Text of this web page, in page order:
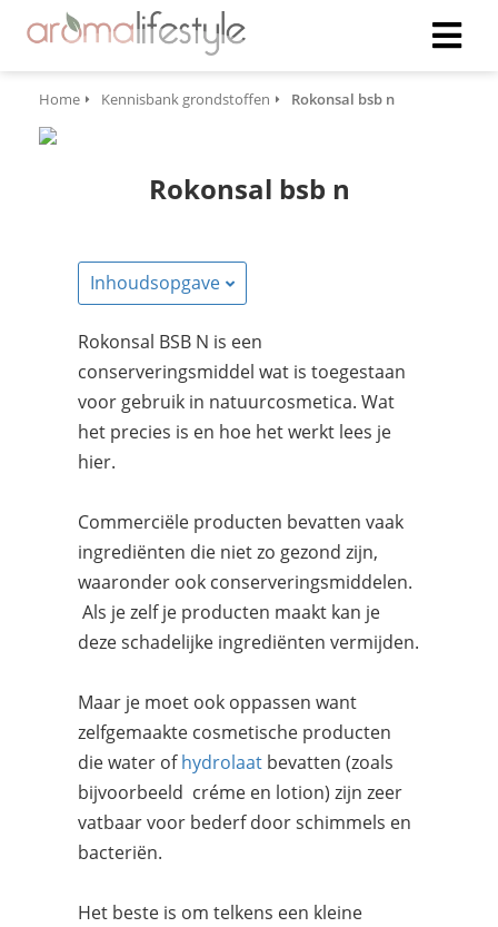
Home Kennisbank grondstoffen Rokonsal bsb n
Rokonsal bsb n
Inhoudsopgave
Rokonsal BSB N is een
conserveringsmiddel wat is toegestaan
voor gebruik in natuurcosmetica. Wat
het precies is en hoe het werkt lees je
hier.
Commerciële producten bevatten vaak
ingrediënten die niet zo gezond zijn,
waaronder ook conserveringsmiddelen.
Als je zelf je producten maakt kan je
deze schadelijke ingrediënten vermijden.
Maar je moet ook oppassen want
zelfgemaakte cosmetische producten
die water ofhydrolaat bevatten (zoals
bijvoorbeeld créme en lotion) zijn zeer
vatbaar voor bederf door schimmels en
bacteriën.
Het beste is om telkens een kleine